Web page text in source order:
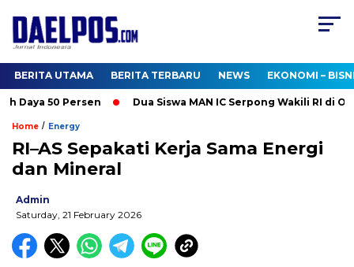
BERITA UTAMA BERITA TERBARU NEWS EKONOMI –
50 Persen Dua Siswa MAN IC Serpong Wakili RI di
Home / Energy
RI–AS Sepakati Kerja Sama Energi
dan Mineral
Admin
Saturday, 21 February 2026